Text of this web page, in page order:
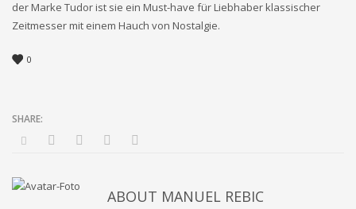
der Marke Tudor ist sie ein Must-have für Liebhaber klassischer
Zeitmesser mit einem Hauch von Nostalgie.
0
ABOUT MANUEL REBIC